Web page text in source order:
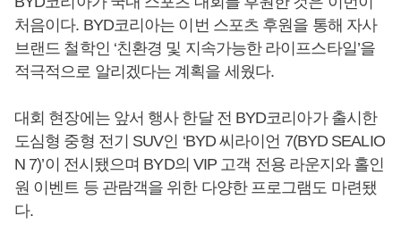
처음이다. BYD코리아는 이번 스포츠 후원을 통해 자사
브랜드 철학인 ‘친환경 및 지속가능한 라이프스타일’을
적극적으로 알리겠다는 계획을 세웠다.
대회 현장에는 앞서 행사 한달 전 BYD코리아가 출시한
도심형 중형 전기 SUV인 ‘BYD 씨라이언 7(BYD SEALIO
N 7)’이 전시됐으며 BYD의 VIP 고객 전용 라운지와 홀인
원 이벤트 등 관람객을 위한 다양한 프로그램도 마련됐
다.